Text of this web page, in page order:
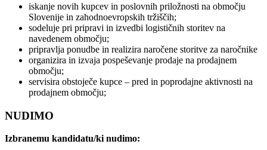
iskanje novih kupcev in poslovnih priložnosti na območju
Slovenije in zahodnoevropskih tržiščih;
sodeluje pri pripravi in izvedbi logističnih storitev na
navedenem območju;
pripravlja ponudbe in realizira naročene storitve za naročnike
organizira in izvaja pospeševanje prodaje na prodajnem
območju;
servisira obstoječe kupce – pred in poprodajne aktivnosti na
prodajnem območju;
NUDIMO
Izbranemu kandidatu/ki nudimo: